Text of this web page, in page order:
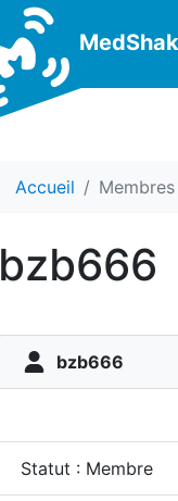
Accueil Membres
bzb666
bzb666
Statut : Membre